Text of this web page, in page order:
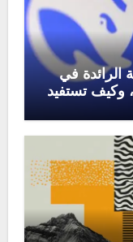
الرائدة في
وكيف تستفيد